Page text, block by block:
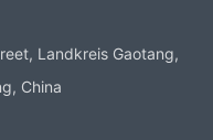
Landkreis Gaotang,
China